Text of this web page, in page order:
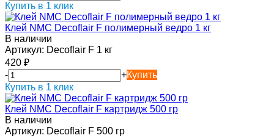
Купить в 1 клик
Клей NMC Decoflair F полимерный ведро 1 кг
В наличии
Артикул: Decoflair F 1 кг
420 ₽
-
+Купить
Купить в 1 клик
Клей NMC Decoflair F картридж 500 гр
В наличии
Артикул: Decoflair F 500 гр